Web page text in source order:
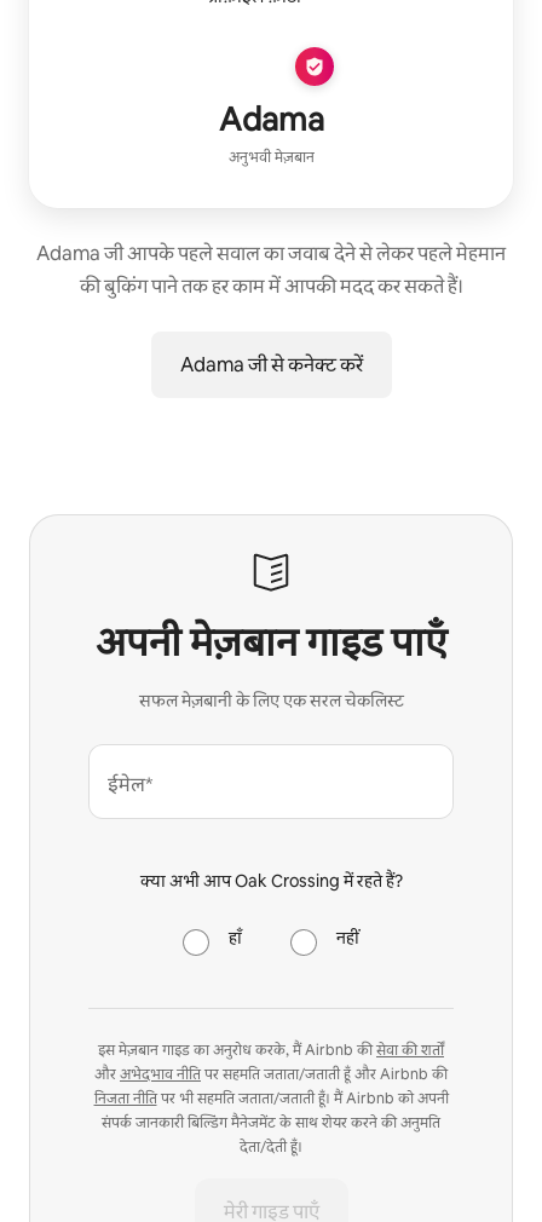
Adama
अनुभवी मेज़बान
Adama जी आपके पहले सवाल का जवाब देने से लेकर पहले मेहमान
की बुकिंग पाने तक हर काम में आपकी मदद कर सकते हैं।
Adama जी से कनेक्ट करें
अपनी मेज़बान गाइड पाएँ
सफल मेज़बानी के लिए एक सरल चेकलिस्ट
ईमेल*
क्या अभी आप Oak Crossing में रहते हैं?
हाँ नहीं
इस मेज़बान गाइड का अनुरोध करके, मैं Airbnb कीसेवा की शर्तों
औरअभेदभाव नीतिपर सहमति जताता/जताती हूँ और Airbnb की
निजता नीतिपर भी सहमति जताता/जताती हूँ। मैं Airbnb को अपनी
संपर्क जानकारी बिल्डिंग मैनेजमेंट के साथ शेयर करने की अनुमति
देता/देती हूँ।
मेरी गाइड पाएँ